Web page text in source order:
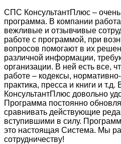
СПС КонсультантПлюс –
программа. В компании
вежливые и отзывчивые
работе с программой, при
вопросов помогают в их
различной информации,
организации. В ней есть все,
работе – кодексы,
практика, пресса и книги и
КонсультантПлюс довольно
Программа постоянно
сравнивать действующие
вступившими в силу.
это настоящая Система. Мы
сотрудничеству!